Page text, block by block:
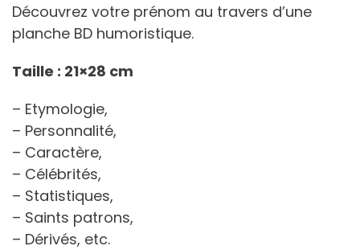
Découvrez votre prénom au travers d’une
planche BD humoristique.
Taille : 21×28 cm
– Etymologie,
– Personnalité,
– Caractère,
– Célébrités,
– Statistiques,
– Saints patrons,
– Dérivés, etc.